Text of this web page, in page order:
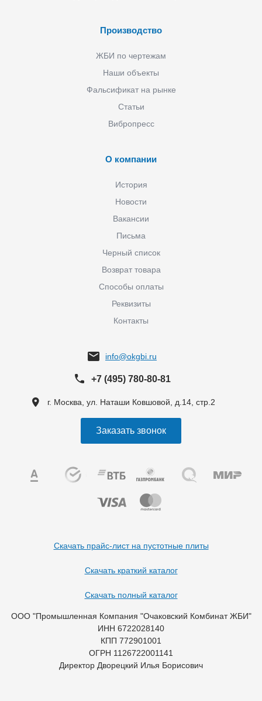
Производство
ЖБИ по чертежам
Наши объекты
Фальсификат на рынке
Статьи
Вибропресс
О компании
История
Новости
Вакансии
Письма
Черный список
Возврат товара
Способы оплаты
Реквизиты
Контакты
info@okgbi.ru
+7 (495) 780-80-81
г. Москва, ул. Наташи Ковшовой, д.14, стр.2
Заказать звонок
Скачать прайс-лист на пустотные плиты
Скачать краткий каталог
Скачать полный каталог
ООО "Промышленная Компания "Очаковский Комбинат ЖБИ"
ИНН 6722028140
КПП 772901001
ОГРН 1126722001141
Директор Дворецкий Илья Борисович